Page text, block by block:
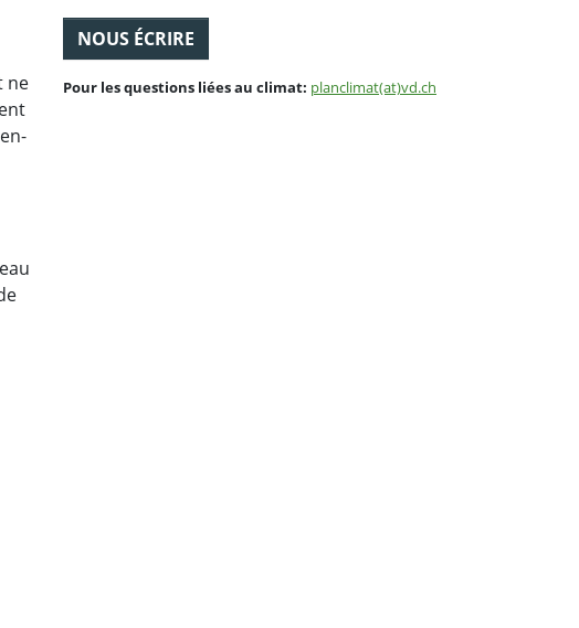
ne
NOUS ÉCRIRE
Pour les questions liées au climat: planclimat(at)vd.ch